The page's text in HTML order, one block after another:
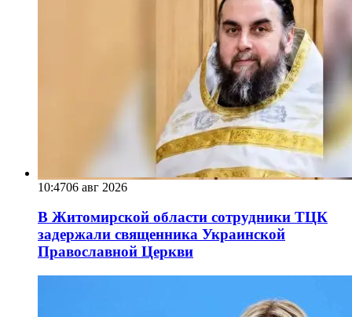
10:4706 авг 2026
В Житомирской области сотрудники ТЦК
задержали священника Украинской
Православной Церкви